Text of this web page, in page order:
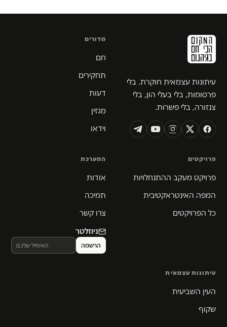
עיתונות עצמאית חוקרת. בלי
פרסומות, בלי בעלי הון, בלי
צנזורה, בלי פשרות.
מדורים
חם
תחקירים
דעות
מגזין
וידאו
פרויקטים
פרויקט מעקב ההתנחלויות
המפה האינטראקטיבית
כל הפרויקטים
המערכת
אודות
תמיכה
צרו קשר
ניוזלטר
עיתונות עצמאית
העין השביעית
שקוף